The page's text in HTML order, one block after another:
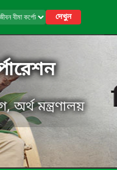
দেখুন
অর্থ মন্ত্রণালয়